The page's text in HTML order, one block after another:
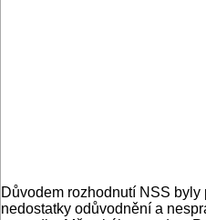
Důvodem rozhodnutí NSS
nedostatky odůvodnění a